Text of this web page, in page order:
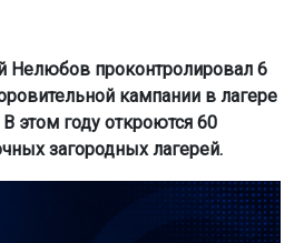
Нелюбов проконтролировал 6
кампании в лагере
этом году откроются 60
загородных лагерей.